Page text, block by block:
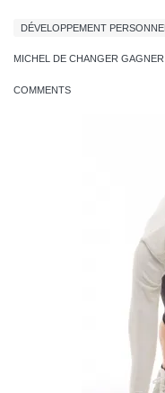
DÉVELOPPEMENT PERSONNEL
MICHEL DE CHANGER GAGNER
COMMENTS